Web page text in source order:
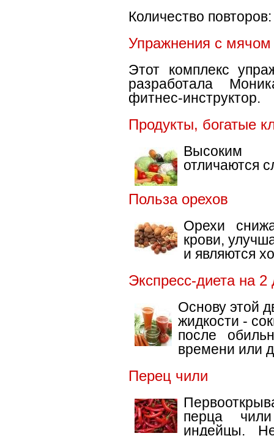
Количество
Упражнения с мячом
Этот комплекс
разработала
фитнес-инструктор.
Продукты, богатые
Высоким
отличаются
Польза орехов
Орехи
крови,
и являются
Экспресс-диета на 2
Основу этой
жидкости -
после
времени или
Перец чили
перца
индейцы.